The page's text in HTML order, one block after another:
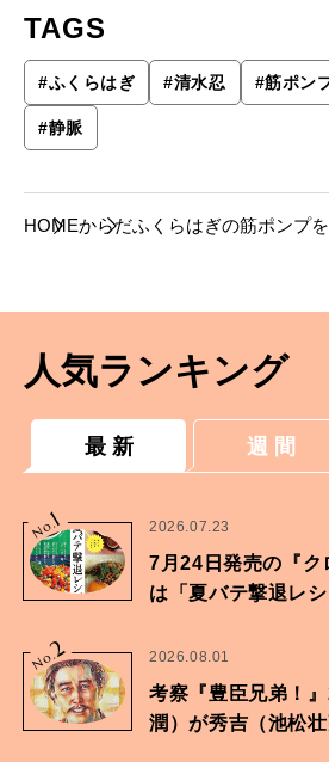
TAGS
#ふくらはぎ #清⽔忍 #筋ポン
#静脈
HOMEからだふくらはぎの筋ポンプ
人気ランキング
最 新 週 間
No.
1 2026.07.23
7月24日発売の『ク
は「夏バテ撃退レシ
No.2 2026.08.01
考察『豊臣兄弟！
潤）が秀吉（池松